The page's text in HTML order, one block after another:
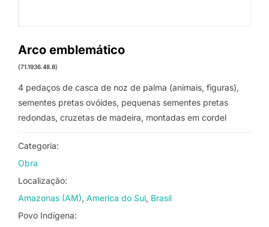
Arco emblemático
(71.1936.48.8)
4 pedaços de casca de noz de palma (animais, figuras),
sementes pretas ovóides, pequenas sementes pretas
redondas, cruzetas de madeira, montadas em cordel
Categoria:
Obra
Localização:
Amazonas (AM) America do Sul Brasil
Povo Indígena: